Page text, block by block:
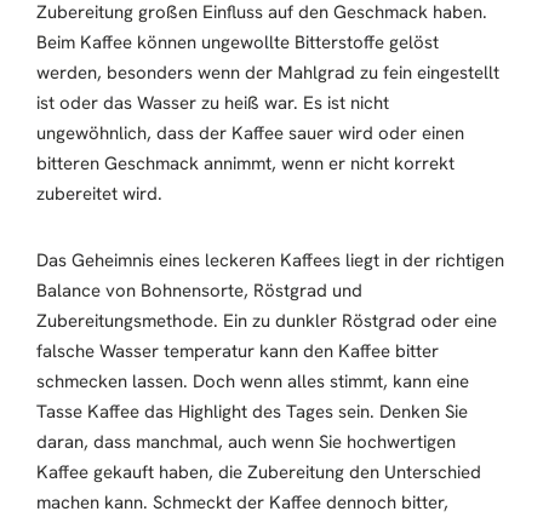
Zubereitung großen Einfluss auf den Geschmack haben.
Beim Kaffee können ungewollte Bitterstoffe gelöst
werden, besonders wenn der Mahlgrad zu fein eingestellt
ist oder das Wasser zu heiß war. Es ist nicht
ungewöhnlich, dass der Kaffee sauer wird oder einen
bitteren Geschmack annimmt, wenn er nicht korrekt
zubereitet wird.
Das Geheimnis eines leckeren Kaffees liegt in der richtigen
Balance von Bohnensorte, Röstgrad und
Zubereitungsmethode. Ein zu dunkler Röstgrad oder eine
falsche Wasser temperatur kann den Kaffee bitter
schmecken lassen. Doch wenn alles stimmt, kann eine
Tasse Kaffee das Highlight des Tages sein. Denken Sie
daran, dass manchmal, auch wenn Sie hochwertigen
Kaffee gekauft haben, die Zubereitung den Unterschied
machen kann. Schmeckt der Kaffee dennoch bitter,